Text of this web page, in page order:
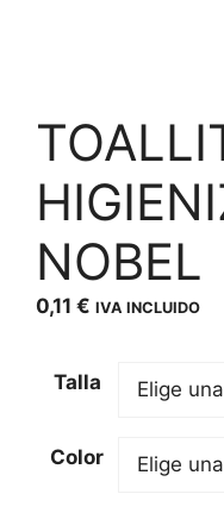
NOBEL
0,11 € IVA INCLUIDO
Talla
Color